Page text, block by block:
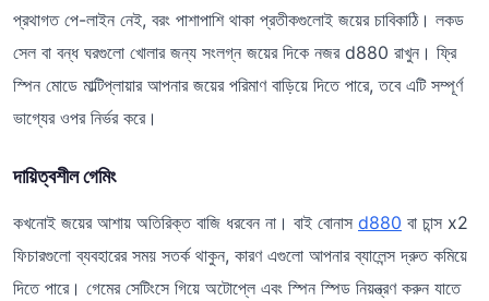
প্রথাগত পে-লাইন নেই, বরং পাশাপাশি থাকা প্রতীকগুলোই জয়ের চাবিকাঠি। লকড
সেল বা বন্ধ ঘরগুলো খোলার জন্য সংলগ্ন জয়ের দিকে নজর d880 রাখুন। ফ্রি
স্পিন মোডে মাল্টিপ্লায়ার আপনার জয়ের পরিমাণ বাড়িয়ে দিতে পারে, তবে এটি সম্পূর্ণ
ভাগ্যের ওপর নির্ভর করে।
দায়িত্বশীল গেমিং
কখনোই জয়ের আশায় অতিরিক্ত বাজি ধরবেন না। বাই বোনাস d880 বা চান্স x2
ফিচারগুলো ব্যবহারের সময় সতর্ক থাকুন, কারণ এগুলো আপনার ব্যালেন্স দ্রুত কমিয়ে
দিতে পারে। গেমের সেটিংসে গিয়ে অটোপ্লে এবং স্পিন স্পিড নিয়ন্ত্রণ করুন যাতে